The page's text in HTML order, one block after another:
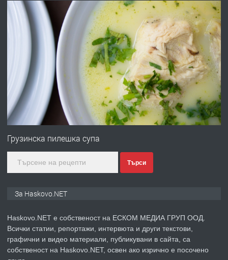
преди 4 дни
№4120 Магазин/Офис под наем в кв.
Любен Каравелов, Хасково-близо до
градската градина!
преди 4 дни
ПРЕДЛАГА
ПРОСТОРЕН ТРИСТАЕН
КУБА
преди 5 дни
ПРЕДЛАГА СГЛОБЯВАНЕ НА МЕБЕЛИ.
Грузинска пилешка супа
Търси
За Haskovo.NET
Haskovo.NET е собственост на ЕСКОМ МЕДИА ГРУП ООД.
Всички статии, репортажи, интервюта и други текстови,
графични и видео материали, публикувани в сайта, са
собственост на Haskovo.NET, освен ако изрично е посочено